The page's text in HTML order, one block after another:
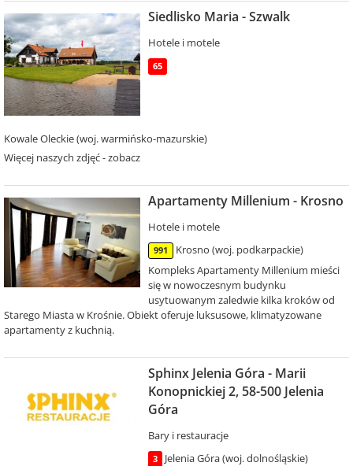
Siedlisko Maria - Szwalk
Hotele i motele
65
Kowale Oleckie (woj. warmińsko-mazurskie)
Więcej naszych zdjęć - zobacz
Apartamenty Millenium - Krosno
Hotele i motele
991
Krosno (woj. podkarpackie)
Kompleks Apartamenty Millenium mieści
się w nowoczesnym budynku
usytuowanym zaledwie kilka kroków od
Starego Miasta w Krośnie. Obiekt oferuje luksusowe, klimatyzowane
apartamenty z kuchnią.
Sphinx Jelenia Góra - Marii
Konopnickiej 2, 58-500 Jelenia
Góra
Bary i restauracje
3 Jelenia Góra (woj. dolnośląskie)